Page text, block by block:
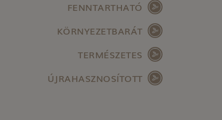
FENNTARTHATÓ
KÖRNYEZETBARÁT
TERMÉSZETES
ÚJRAHASZNOSÍTOTT